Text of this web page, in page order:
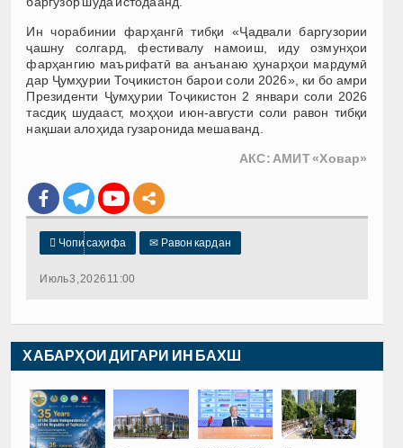
Ин чорабинии фарҳангӣ тибқи «Ҷадвали баргузории
ҷашну солгард, фестивалу намоиш, иду озмунҳои
фарҳангию маърифатӣ ва анъанаю ҳунарҳои мардумӣ
дар Ҷумҳурии Тоҷикистон барои соли 2026», ки бо амри
Президенти Ҷумҳурии Тоҷикистон 2 январи соли 2026
тасдиқ шудааст, моҳҳои июн-августи соли равон тибқи
нақшаи алоҳида гузаронида мешаванд.
АКС: АМИТ «Ховар»
 Чопи саҳифа ✉ Равон кардан
Июль 3, 2026 11:00
ХАБАРҲОИ ДИГАРИ ИН БАХШ